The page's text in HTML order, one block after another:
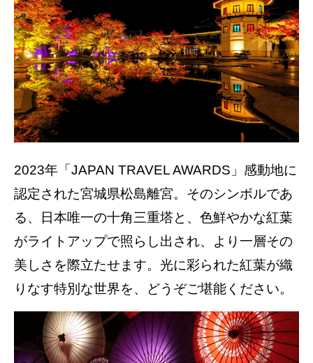
2023年「JAPAN TRAVEL AWARDS」感動地に
認定された宮城県松島離宮。そのシンボルであ
る、日本唯一の十角三重塔と、色鮮やかな紅葉
がライトアップで照らし出され、より一層その
美しさを際立たせます。光に彩られた紅葉が織
りなす特別な世界を、どうぞご堪能ください。